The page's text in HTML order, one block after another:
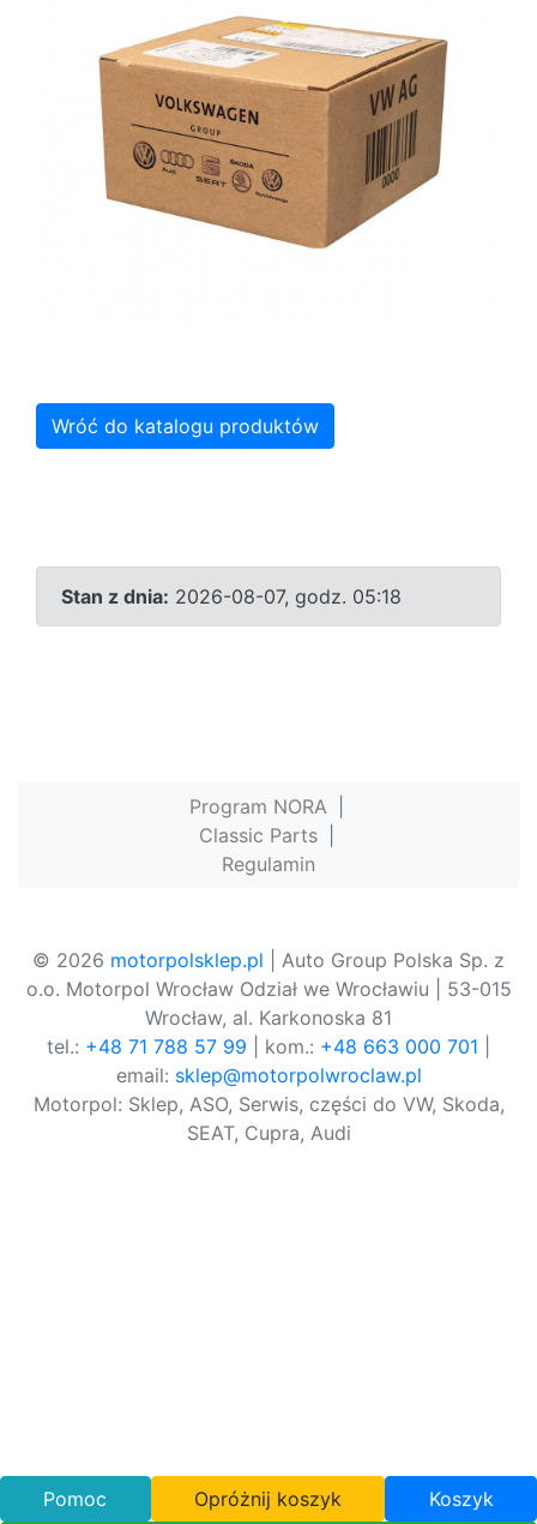
Wróć do katalogu produktów
Stan z dnia: 2026-08-07, godz. 05:18
Program NORA
Classic Parts
Regulamin
© 2026 motorpolsklep.pl | Auto Group Polska Sp. z
o.o. Motorpol Wrocław Odział we Wrocławiu | 53-015
Wrocław, al. Karkonoska 81
tel.: +48 71 788 57 99 | kom.: +48 663 000 701
email: sklep@motorpolwroclaw.pl
Motorpol: Sklep, ASO, Serwis, części do VW, Skoda,
SEAT, Cupra, Audi
Pomoc Opróżnij koszyk Koszyk